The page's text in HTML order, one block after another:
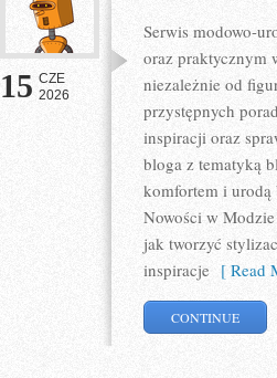
15 CZE
2026
Serwis modowo-
oraz praktycznym
niezależnie od
przystępnych
inspiracji oraz
bloga z tematyką
komfortem i urodą
Nowości w
jak tworzyć
inspiracje [ Read
CONTINUE